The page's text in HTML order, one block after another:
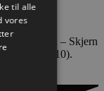
Håndbold – Skjern
23-23 (13-10).
til alle
vores